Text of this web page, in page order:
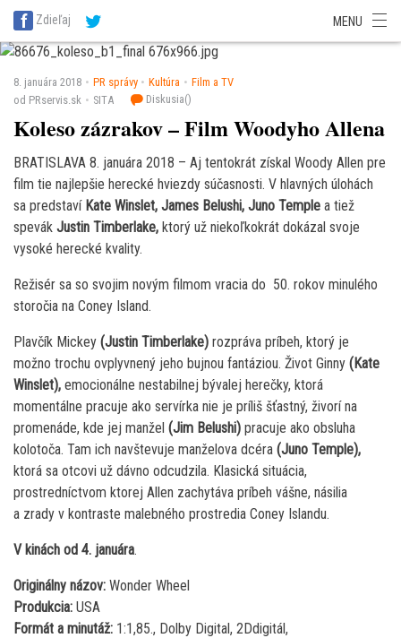
SITA Energetika
SITA Potravinárstvo
Zdieľaj MENU
8. januára 2018 PR správy Kultúra
Film a TV
od PRservis.sk
SITA Diskusia()
Koleso zázrakov – Film Woodyho Allena
BRATISLAVA 8. januára 2018 – Aj tentokrát získal Woody Allen pre
film tie najlepšie herecké hviezdy súčasnosti. V hlavných úlohách
sa predstavíKate Winslet, James Belushi, Juno Temple a tiež
spevák Justin Timberlake, ktorý už niekoľkokrát dokázal svoje
vysoké herecké kvality.
Režisér sa so svojim novým filmom vracia do 50. rokov minulého
storočia na Coney Island.
Plavčík Mickey (Justin Timberlake) rozpráva príbeh, ktorý je
možno trochu ovplyvnený jeho bujnou fantáziou. Život Ginny (Kate
Winslet), emocionálne nestabilnej bývalej herečky, ktorá
momentálne pracuje ako servírka nie je príliš šťastný, živorí na
promenáde, kde jej manžel (Jim Belushi) pracuje ako obsluha
kolotoča. Tam ich navštevuje manželova dcéra (Juno Temple),
ktorá sa otcovi už dávno odcudzila. Klasická situácia,
prostredníctvom ktorej Allen zachytáva príbeh vášne, násilia
a zrady v kontraste malebného prostredia Coney Islandu.
V kinách od 4. januára.
Originálny názov: Wonder Wheel
Produkcia: USA
Formát a minutáž: 1:1,85., Dolby Digital, 2Ddigitál,